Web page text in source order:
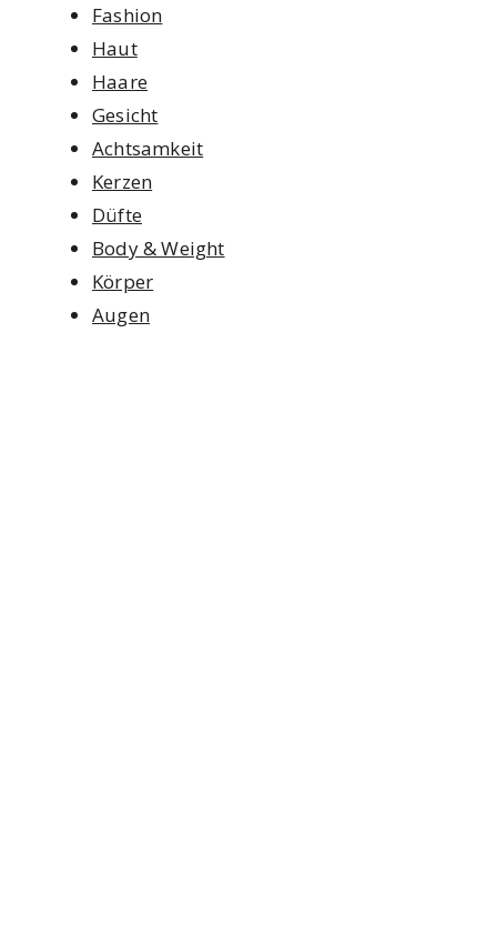
Fashion
Haut
Haare
Gesicht
Achtsamkeit
Kerzen
Düfte
Body & Weight
Körper
Augen